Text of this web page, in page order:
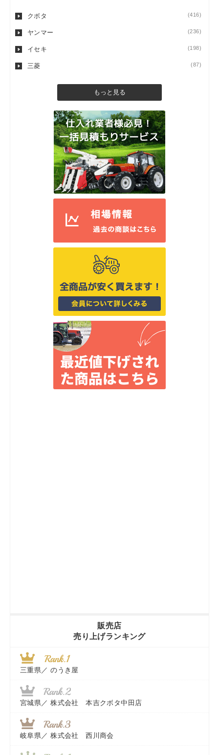
クボタ (416)
ヤンマー (236)
イセキ (198)
三菱 (87)
もっと見る
販売店
売り上げランキング
三重県／ のうき屋
宮城県／ 株式会社 本吉クボタ中田店
岐阜県／ 株式会社 西川商会